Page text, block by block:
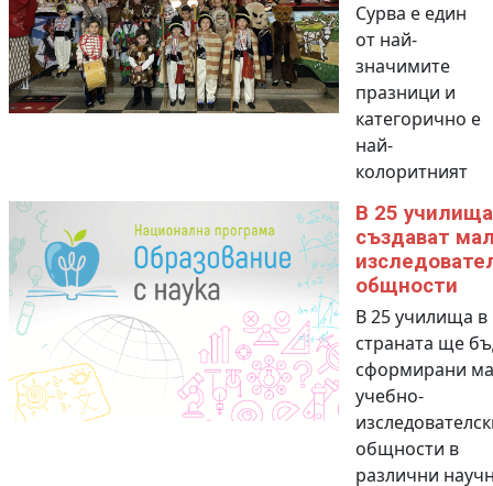
Сурва е един
от най-
значимите
празници и
категорично е
най-
колоритният
В 25 училища
създават
общности
В 25 училища в
страната ще
сформирани
учебно-
общности в
различни